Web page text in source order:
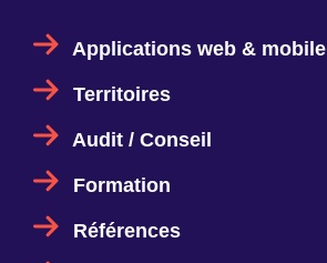
Applications web & mobile
Territoires
Audit / Conseil
Formation
Références